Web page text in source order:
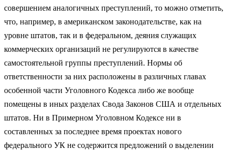
совершением аналогичных преступлений, то можно отметить,
что, например, в американском законодательстве, как на
уровне штатов, так и в федеральном, деяния служащих
коммерческих организаций не регулируются в качестве
самостоятельной группы преступлений. Нормы об
ответственности за них расположены в различных главах
особенной части Уголовного Кодекса либо же вообще
помещены в иных разделах Свода Законов США и отдельных
штатов. Ни в Примерном Уголовном Кодексе ни в
составленных за последнее время проектах нового
федерального УК не содержится предложений о выделении